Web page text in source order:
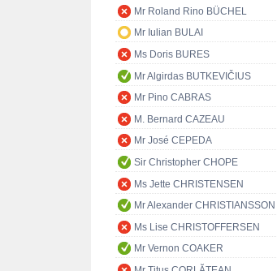
Mr Roland Rino BÜCHEL
Mr Iulian BULAI
Ms Doris BURES
Mr Algirdas BUTKEVIČIUS
Mr Pino CABRAS
M. Bernard CAZEAU
Mr José CEPEDA
Sir Christopher CHOPE
Ms Jette CHRISTENSEN
Mr Alexander CHRISTIANSSON
Ms Lise CHRISTOFFERSEN
Mr Vernon COAKER